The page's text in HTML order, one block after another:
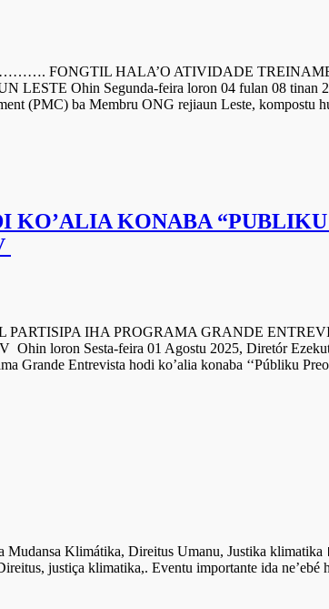
ATIVIDADE
Ohin Segunda-feira loron 04 fulan 08 tinan
(PMC) ba Membru ONG rejiaun Leste, kompostu
KO’ALIA KONABA
GRANDE
loron Sesta-feira 01 Agostu 2025, Diretór
Grande Entrevista hodi ko’alia konaba ‘‘Públiku
Klimátika, Direitus Umanu, Justika klimatika
justiça klimatika,. Eventu importante ida ne’ebé